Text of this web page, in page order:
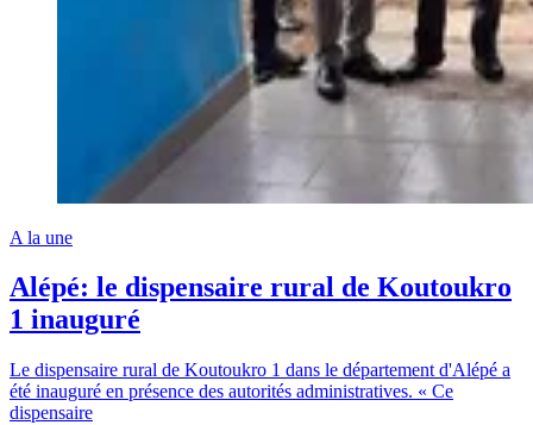
A la une
Alépé: le dispensaire rural de Koutoukro
1 inauguré
Le dispensaire rural de Koutoukro 1 dans le département d'Alépé a
été inauguré en présence des autorités administratives. « Ce
dispensaire